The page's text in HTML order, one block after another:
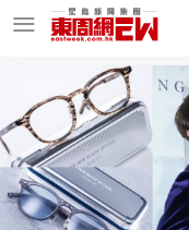
明星名人
東周Ladies